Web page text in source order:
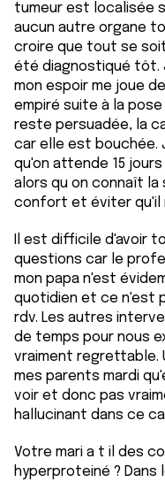
tumeur est localisée
aucun autre organe
croire que tout se
été diagnostiqué tôt.
mon espoir me joue
empiré suite à la
reste persuadée, la
car elle est bouchée.
qu'on attende 15
alors qu on connaît la
confort et éviter qu'il
Il est difficile d'avoir
questions car le
mon papa n'est
quotidien et ce n'est
rdv. Les autres
de temps pour nous
vraiment regrettable.
mes parents mardi
voir et donc pas
hallucinant dans ce
Votre mari a t il des
hyperproteiné ?